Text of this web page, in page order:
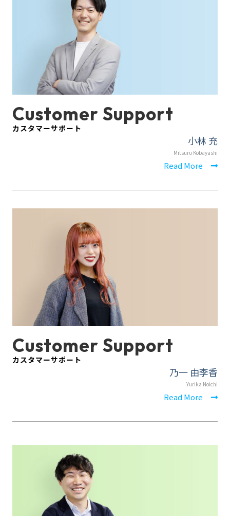
Customer Support
カスタマーサポート
小林 充
Mitsuru Kobayashi
Read More
Customer Support
カスタマーサポート
乃一 由李香
Yurika Noichi
Read More